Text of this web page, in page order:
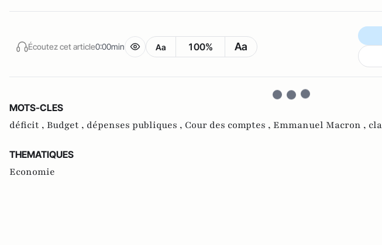
Écoutez cet article0:00min Aa 100% Aa
MOTS-CLES
déficit , Budget , dépenses publiques , Cour des comptes , Emmanuel Macron ,
THEMATIQUES
Economie